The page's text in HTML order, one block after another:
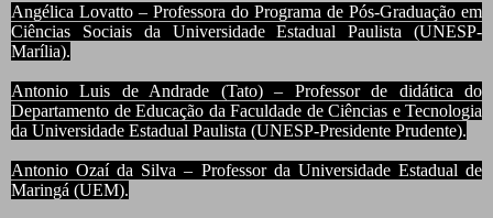
Angélica Lovatto – Professora do Programa de Pós-Graduação em
Ciências Sociais da Universidade Estadual Paulista (UNESP-
Marília).
Antonio Luis de Andrade (Tato) – Professor de didática do
Departamento de Educação da Faculdade de Ciências e Tecnologia
da Universidade Estadual Paulista (UNESP-Presidente Prudente).
Antonio Ozaí da Silva – Professor da Universidade Estadual de
Maringá (UEM).